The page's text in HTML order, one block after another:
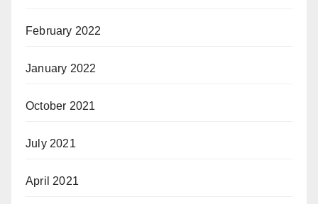
February 2022
January 2022
October 2021
July 2021
April 2021